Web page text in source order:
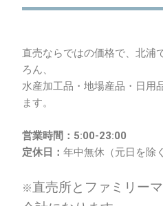
直売ならではの価格で、北浦
ろん、
水産加工品・地場産品・日用
ます。
営業時間：5:00-23:00
定休日：年中無休（元日を除
※直売所とファミリー